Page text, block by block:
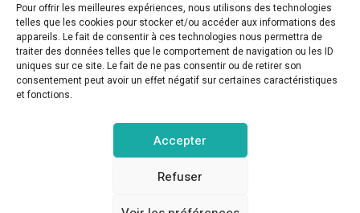
Pour offrir les meilleures expériences, nous utilisons des technologies
telles que les cookies pour stocker et/ou accéder aux informations des
appareils. Le fait de consentir à ces technologies nous permettra de
traiter des données telles que le comportement de navigation ou les ID
uniques sur ce site. Le fait de ne pas consentir ou de retirer son
consentement peut avoir un effet négatif sur certaines caractéristiques
et fonctions.
Accepter
Refuser
gite-piscine.fr © Copyright 2025. Tous droits réservés.
POLITIQUE DE CONFIDENTIALITÉ